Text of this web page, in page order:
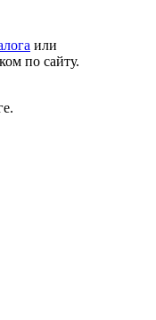
или
по сайту.